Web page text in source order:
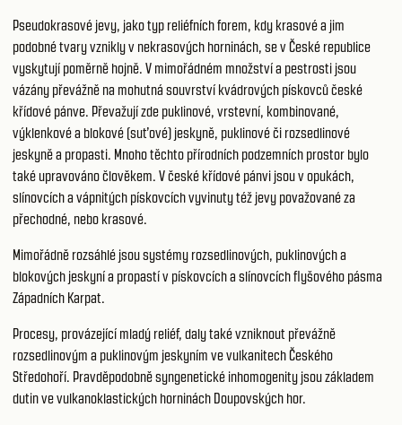
Pseudokrasové jevy, jako typ reliéfních forem, kdy krasové a jim
podobné tvary vznikly v nekrasových horninách, se v České republice
vyskytují poměrně hojně. V mimořádném množství a pestrosti jsou
vázány převážně na mohutná souvrství kvádrových pískovců české
křídové pánve. Převažují zde puklinové, vrstevní, kombinované,
výklenkové a blokové (suťové) jeskyně, puklinové či rozsedlinové
jeskyně a propasti. Mnoho těchto přírodních podzemních prostor bylo
také upravováno člověkem. V české křídové pánvi jsou v opukách,
slínovcích a vápnitých pískovcích vyvinuty též jevy považované za
přechodné, nebo krasové.
Mimořádně rozsáhlé jsou systémy rozsedlinových, puklinových a
blokových jeskyní a propastí v pískovcích a slínovcích flyšového pásma
Západních Karpat.
Procesy, provázející mladý reliéf, daly také vzniknout převážně
rozsedlinovým a puklinovým jeskyním ve vulkanitech Českého
Středohoří. Pravděpodobně syngenetické inhomogenity jsou základem
dutin ve vulkanoklastických horninách Doupovských hor.